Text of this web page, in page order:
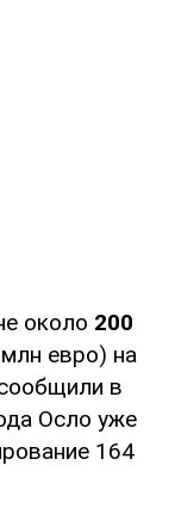
около 200
евро) на
в
Осло уже
164